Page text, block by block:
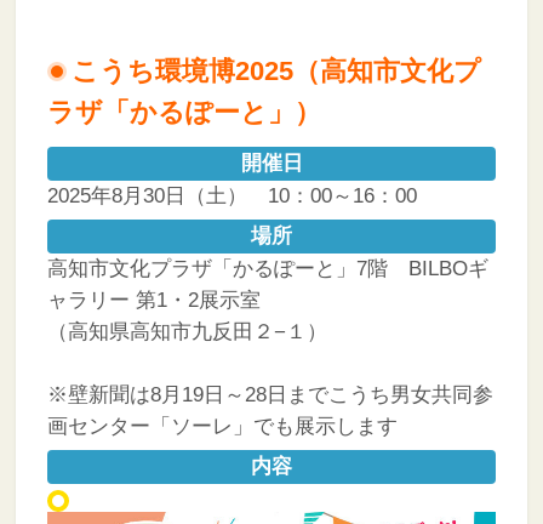
こうち環境博2025（高知市文化プ
ラザ「かるぽーと」）
開催日
2025年8月30日（土） 10：00～16：00
場所
高知市文化プラザ「かるぽーと」7階 BILBOギ
ャラリー 第1・2展示室
（高知県高知市九反田２−１）
※壁新聞は8月19日～28日までこうち男女共同参
画センター「ソーレ」でも展示します
内容